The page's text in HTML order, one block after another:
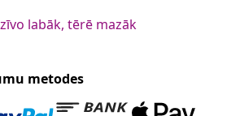
labāk, tērē mazāk
metodes